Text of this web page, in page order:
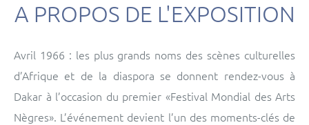
A PROPOS DE L'EXPOSITION
Avril 1966 : les plus grands noms des scènes culturelles
d’Afrique et de la diaspora se donnent rendez-vous à
Dakar à l’occasion du premier «Festival Mondial des Arts
Nègres». L’événement devient l’un des moments-clés de